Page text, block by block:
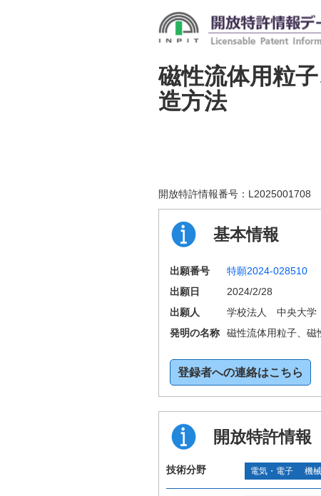
磁性流体用粒
造方法
開放特許情報番号： L2025001708
基本情報
出願番号 特願2024-028510
出願日
2024/2/28
出願人
学校法人 中央大学
発明の名称
磁性流体用粒子、磁
登録者への連絡はこちら
開放特許情報
技術分野 電気・電子 機